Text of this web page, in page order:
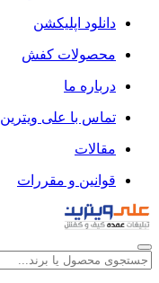
دانلود اپلیکشن
محصولات کفش
درباره ما
تماس با علی ویترین
مقالات
قوانین و مقررات